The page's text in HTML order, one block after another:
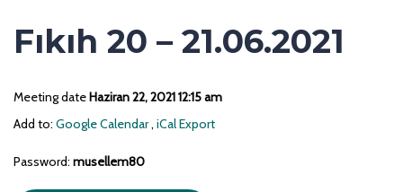
Fıkıh 20 – 21.06.2021
Meeting dateHaziran 22, 2021 12:15 am
Add to: Google Calendar, iCal Export
Password: musellem80